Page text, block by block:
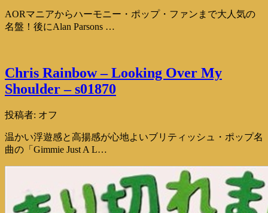
AORマニアからハーモニー・ポップ・ファンまで大人気の
名盤！後にAlan Parsons …
Chris Rainbow – Looking Over My
Shoulder – s01870
投稿者: オフ
温かい浮遊感と高揚感が心地よいブリティッシュ・ポップ名
曲の「Gimmie Just A L…